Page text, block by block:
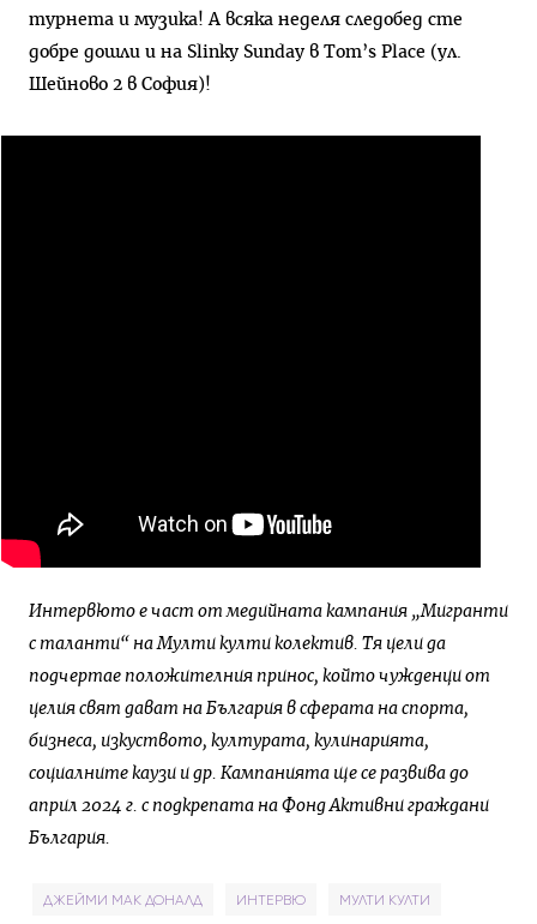
турнета и музика! А всяка неделя следобед сте
добре дошли и на Slinky Sunday в Tom’s Place (ул.
Шейново 2 в София)!
Интервюто е част от медийната кампания „Мигранти
с таланти“ на Мулти култи колектив. Тя цели да
подчертае положителния принос, който чужденци от
целия свят дават на България в сферата на спорта,
бизнеса, изкуството, културата, кулинарията,
социалните каузи и др. Кампанията ще се развива до
април 2024 г. с подкрепата на Фонд Активни граждани
България.
ДЖЕЙМИ МАК ДОНАЛД ИНТЕРВЮ МУЛТИ КУЛТИ